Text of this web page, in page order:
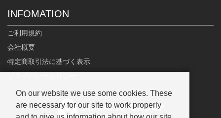
INFOMATION
ご利用規約
会社概要
特定商取引法に基づく表示
On our website we use some cookies. These
are necessary for our site to work properly